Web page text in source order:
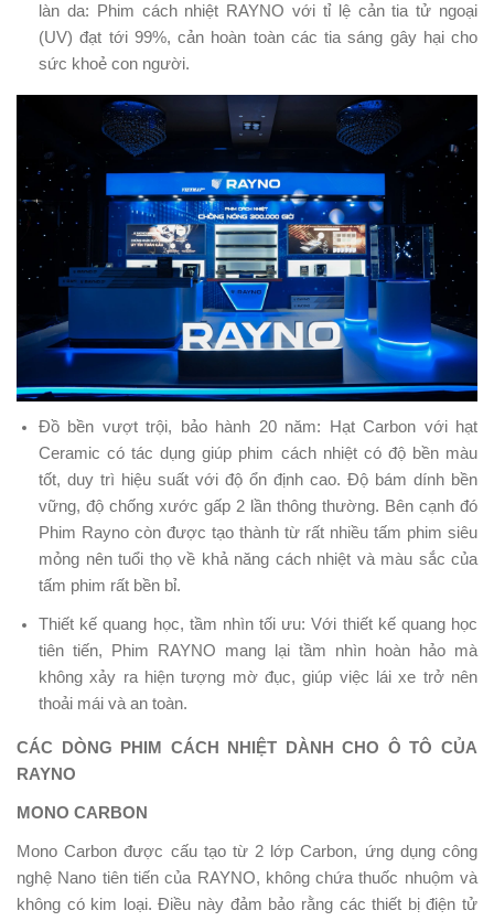
làn da: Phim cách nhiệt RAYNO với tỉ lệ cản tia tử ngoại
(UV) đạt tới 99%, cản hoàn toàn các tia sáng gây hại cho
sức khoẻ con người.
Đồ bền vượt trội, bảo hành 20 năm: Hạt Carbon với hạt
Ceramic có tác dụng giúp phim cách nhiệt có độ bền màu
tốt, duy trì hiệu suất với độ ổn định cao. Độ bám dính bền
vững, độ chống xước gấp 2 lần thông thường. Bên cạnh đó
Phim Rayno còn được tạo thành từ rất nhiều tấm phim siêu
mỏng nên tuổi thọ về khả năng cách nhiệt và màu sắc của
tấm phim rất bền bỉ.
Thiết kế quang học, tầm nhìn tối ưu: Với thiết kế quang học
tiên tiến, Phim RAYNO mang lại tầm nhìn hoàn hảo mà
không xảy ra hiện tượng mờ đục, giúp việc lái xe trở nên
thoải mái và an toàn.
CÁC DÒNG PHIM CÁCH NHIỆT DÀNH CHO Ô TÔ CỦA
RAYNO
MONO CARBON
Mono Carbon được cấu tạo từ 2 lớp Carbon, ứng dụng công
nghệ Nano tiên tiến của RAYNO, không chứa thuốc nhuộm và
không có kim loại. Điều này đảm bảo rằng các thiết bị điện tử